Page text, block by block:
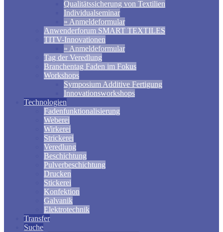
Qualitätssicherung von Textilien
Individualseminar
» Anmeldeformular
Anwenderforum SMART TEXTILES
TITV-Innovationen
» Anmeldeformular
Tag der Veredlung
Branchentag Faden im Fokus
Workshops
Symposium Additive Fertigung
Innovationsworkshops
Technologien
Fadenfunktionalisierung
Weberei
Wirkerei
Strickerei
Veredlung
Beschichtung
Pulverbeschichtung
Drucken
Stickerei
Konfektion
Galvanik
Elektrotechnik
Transfer
Suche